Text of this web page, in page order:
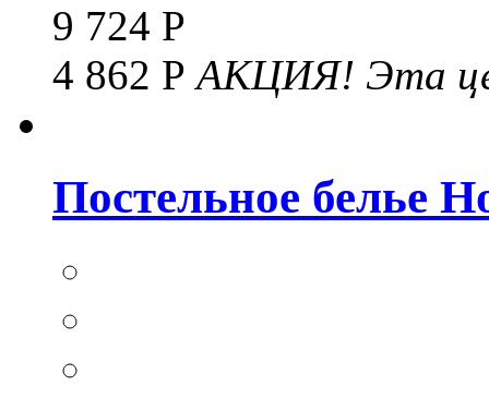
9 724 Р
4 862 РАКЦИЯ! Эта
Постельное белье